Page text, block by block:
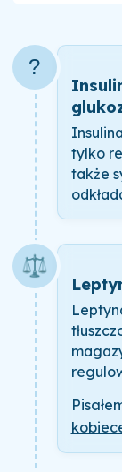
?
tylko
także
⚖️